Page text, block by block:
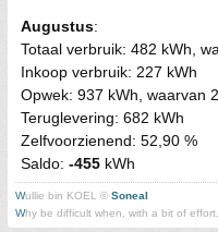
Augustus:
Totaal verbruik: 482 kWh,
Inkoop verbruik: 227 kWh
Opwek: 937 kWh, waarvan
Teruglevering: 682 kWh
Zelfvoorzienend: 52,90 %
Saldo: -455 kWh
Wullie bin KOEL © Soneal
Why be difficult when, with a bit of